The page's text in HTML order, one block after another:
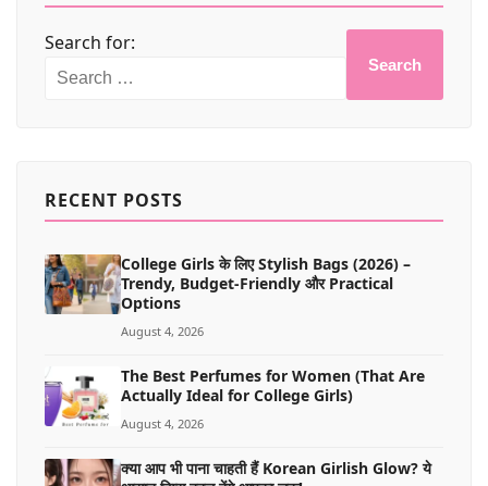
Search for:
Search
RECENT POSTS
College Girls के लिए Stylish Bags (2026) –
Trendy, Budget-Friendly और Practical
Options
August 4, 2026
The Best Perfumes for Women (That Are
Actually Ideal for College Girls)
August 4, 2026
क्या आप भी पाना चाहती हैं Korean Girlish Glow? ये